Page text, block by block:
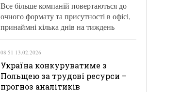
Все більше компаній повертаються до
очного формату та присутності в офісі,
принаймні кілька днів на тиждень
08:51 13.02.2026
Україна конкуруватиме з
Польщею за трудові ресурси –
прогноз аналітиків